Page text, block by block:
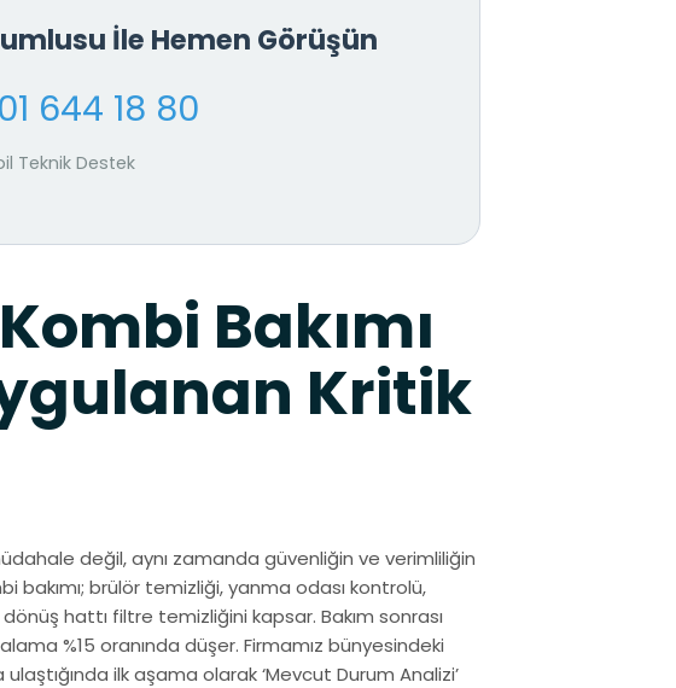
İle Hemen Görüşün
644 18 80
Teknik Destek
Bakımı
Kritik
değil, aynı zamanda güvenliğin ve verimliliğin
brülör temizliği, yanma odası kontrolü,
hattı filtre temizliğini kapsar. Bakım sonrası
%15 oranında düşer. Firmamız bünyesindeki
ilk aşama olarak ‘Mevcut Durum Analizi’